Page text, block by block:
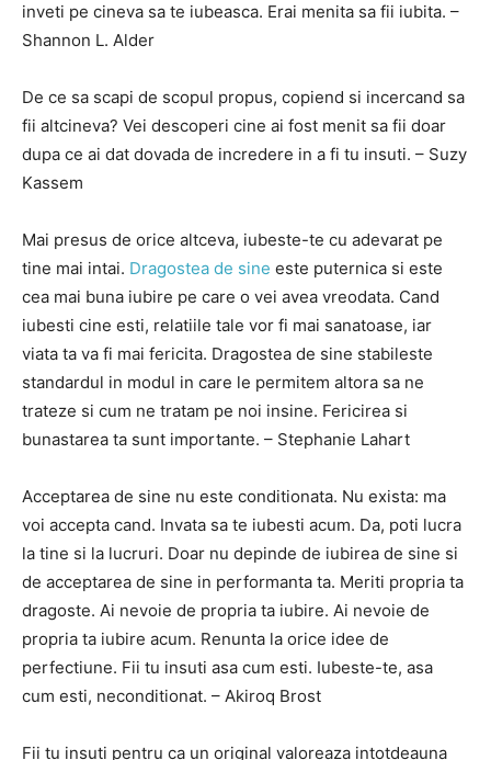
inveti pe cineva sa te iubeasca. Erai menita sa fii iubita. –
Shannon L. Alder
De ce sa scapi de scopul propus, copiend si incercand sa
fii altcineva? Vei descoperi cine ai fost menit sa fii doar
dupa ce ai dat dovada de incredere in a fi tu insuti. – Suzy
Kassem
Mai presus de orice altceva, iubeste-te cu adevarat pe
tine mai intai. Dragostea de sine este puternica si este
cea mai buna iubire pe care o vei avea vreodata. Cand
iubesti cine esti, relatiile tale vor fi mai sanatoase, iar
viata ta va fi mai fericita. Dragostea de sine stabileste
standardul in modul in care le permitem altora sa ne
trateze si cum ne tratam pe noi insine. Fericirea si
bunastarea ta sunt importante. – Stephanie Lahart
Acceptarea de sine nu este conditionata. Nu exista: ma
voi accepta cand. Invata sa te iubesti acum. Da, poti lucra
la tine si la lucruri. Doar nu depinde de iubirea de sine si
de acceptarea de sine in performanta ta. Meriti propria ta
dragoste. Ai nevoie de propria ta iubire. Ai nevoie de
propria ta iubire acum. Renunta la orice idee de
perfectiune. Fii tu insuti asa cum esti. Iubeste-te, asa
cum esti, neconditionat. – Akiroq Brost
Fii tu insuti pentru ca un original valoreaza intotdeauna